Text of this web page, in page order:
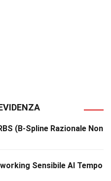
(B-Spline Razionale Non
Sensibile Al Tempo